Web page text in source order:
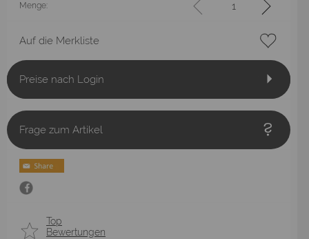
Menge:
Auf die Merkliste
Preise nach Login
Frage zum Artikel
Top
Bewertungen